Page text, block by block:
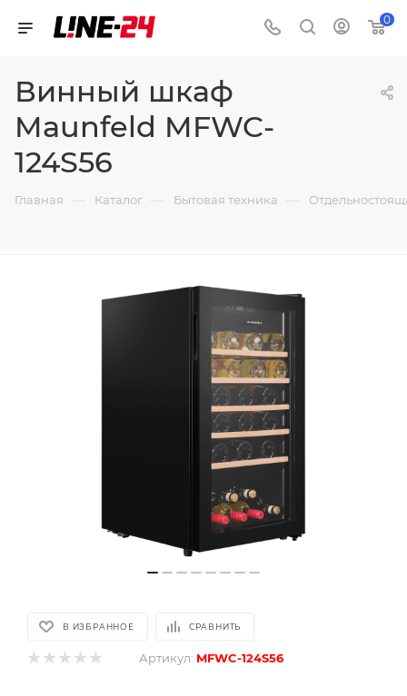
0
Винный шкаф
Maunfeld MFWC-
124S56
Главная — Каталог — Бытовая техника —
В ИЗБРАННОЕ СРАВНИТЬ
Артикул: MFWC-124S56